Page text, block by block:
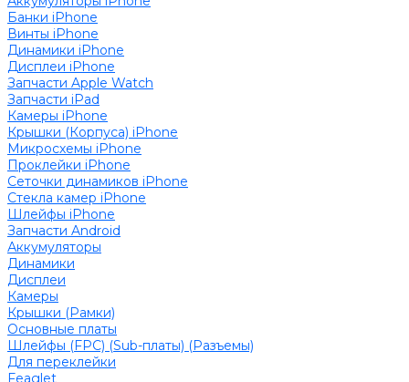
Банки iPhone
Винты iPhone
Динамики iPhone
Дисплеи iPhone
Запчасти Apple Watch
Запчасти iPad
Камеры iPhone
Крышки (Корпуса) iPhone
Микросхемы iPhone
Проклейки iPhone
Сеточки динамиков iPhone
Стекла камер iPhone
Шлейфы iPhone
Запчасти Android
Аккумуляторы
Динамики
Дисплеи
Камеры
Крышки (Рамки)
Основные платы
Шлейфы (FPC) (Sub-платы) (Разъемы)
Для переклейки
Feaglet